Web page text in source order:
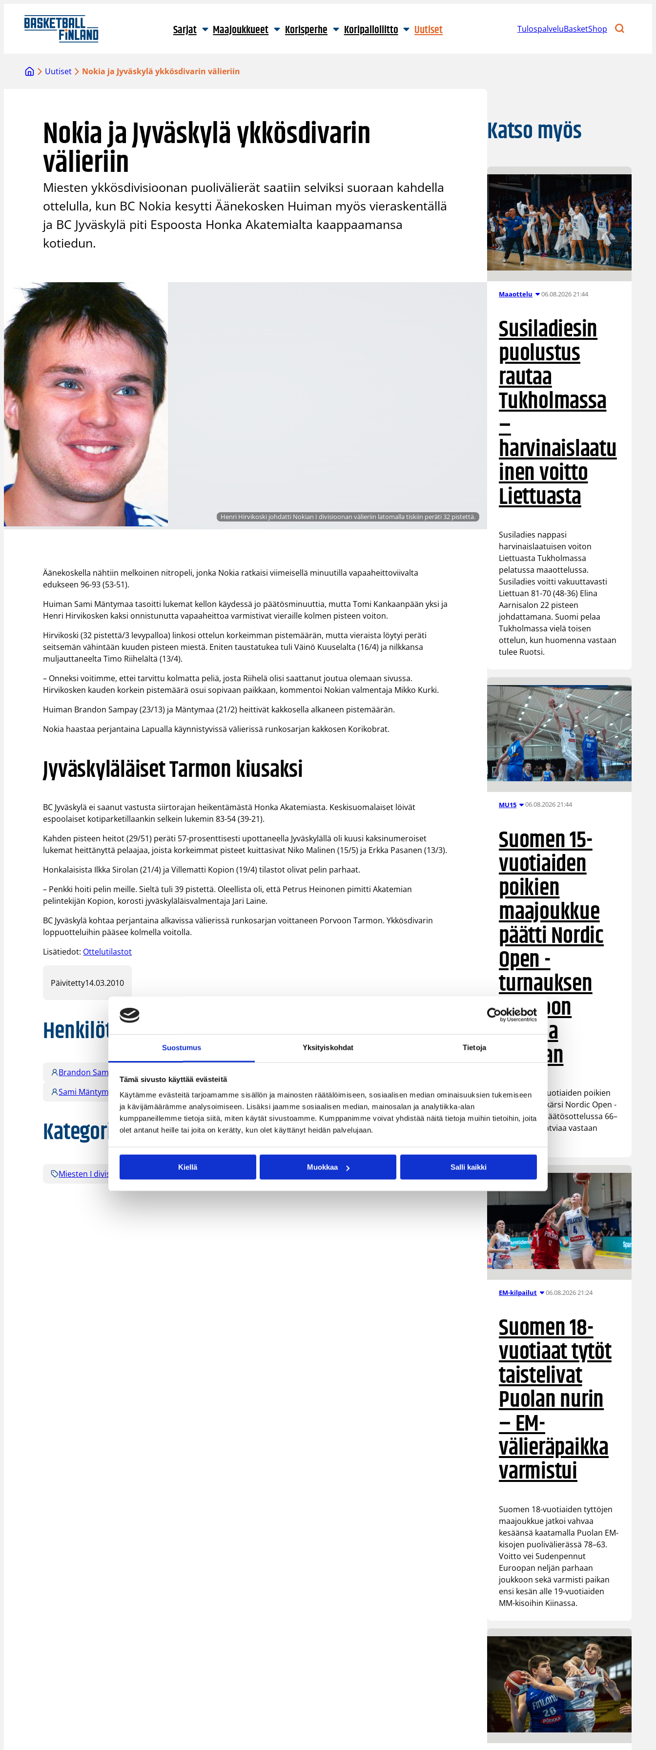
Suostumus Yksityiskohdat Tietoja
Tämä sivusto käyttää evästeitä
Käytämme evästeitä tarjoamamme sisällön ja mainosten räätälöimiseen, sosiaalisen median ominaisuuksien tukemiseen
ja kävijämäärämme analysoimiseen. Lisäksi jaamme sosiaalisen median, mainosalan ja analytiikka-alan
kumppaneillemme tietoja siitä, miten käytät sivustoamme. Kumppanimme voivat yhdistää näitä tietoja muihin tietoihin, joita
olet antanut heille tai joita on kerätty, kun olet käyttänyt heidän palvelujaan.
Kiellä Muokkaa Salli kaikki
sisältöön
Sarjat Maajoukkueet Korisperhe Koripalloliitto Uutiset TulospalveluBasketShop
Uutiset Nokia ja Jyväskylä ykkösdivarin välieriin
Nokia ja Jyväskylä ykkösdivarin
välieriin
Miesten ykkösdivisioonan puolivälierät saatiin selviksi suoraan kahdella
ottelulla, kun BC Nokia kesytti Äänekosken Huiman myös vieraskentällä
ja BC Jyväskylä piti Espoosta Honka Akatemialta kaappaamansa
kotiedun.
Henri Hirvikoski johdatti Nokian I divisioonan välieriin latomalla tiskiin peräti 32 pistettä.
Äänekoskella nähtiin melkoinen nitropeli, jonka Nokia ratkaisi viimeisellä minuutilla vapaaheittoviivalta
edukseen 96-93 (53-51).
Huiman Sami Mäntymaa tasoitti lukemat kellon käydessä jo päätösminuuttia, mutta Tomi Kankaanpään yksi ja
Henri Hirvikosken kaksi onnistunutta vapaaheittoa varmistivat vieraille kolmen pisteen voiton.
Hirvikoski (32 pistettä/3 levypalloa) linkosi ottelun korkeimman pistemäärän, mutta vieraista löytyi peräti
seitsemän vähintään kuuden pisteen miestä. Eniten taustatukea tuli Väinö Kuuselalta (16/4) ja nilkkansa
muljauttaneelta Timo Riihelältä (13/4).
– Onneksi voitimme, ettei tarvittu kolmatta peliä, josta Riihelä olisi saattanut joutua olemaan sivussa.
Hirvikosken kauden korkein pistemäärä osui sopivaan paikkaan, kommentoi Nokian valmentaja Mikko Kurki.
Huiman Brandon Sampay (23/13) ja Mäntymaa (21/2) heittivät kakkosella alkaneen pistemäärän.
Nokia haastaa perjantaina Lapualla käynnistyvissä välierissä runkosarjan kakkosen Korikobrat.
Jyväskyläläiset Tarmon kiusaksi
BC Jyväskylä ei saanut vastusta siirtorajan heikentämästä Honka Akatemiasta. Keskisuomalaiset löivät
espoolaiset kotiparketillaankin selkein lukemin 83-54 (39-21).
Kahden pisteen heitot (29/51) peräti 57-prosenttisesti upottaneella Jyväskylällä oli kuusi kaksinumeroiset
lukemat heittänyttä pelaajaa, joista korkeimmat pisteet kuittasivat Niko Malinen (15/5) ja Erkka Pasanen (13/3).
Honkalaisista Ilkka Sirolan (21/4) ja Villematti Kopion (19/4) tilastot olivat pelin parhaat.
– Penkki hoiti pelin meille. Sieltä tuli 39 pistettä. Oleellista oli, että Petrus Heinonen pimitti Akatemian
pelintekijän Kopion, korosti jyväskyläläisvalmentaja Jari Laine.
BC Jyväskylä kohtaa perjantaina alkavissa välierissä runkosarjan voittaneen Porvoon Tarmon. Ykkösdivarin
loppuotteluihin pääsee kolmella voitolla.
Lisätiedot: Ottelutilastot
Päivitetty14.03.2010
Henkilöt
Brandon Sampay
Sami Mäntymaa
Kategoriat
Miesten I divisioona A Miesten I divisioona B Sarjat
Katso myös
Maaottelu 06.08.2026 21:44
Susiladiesin
puolustus
rautaa
Tukholmassa
–
harvinaislaatu
inen voitto
Liettuasta
Susiladies nappasi
harvinaislaatuisen voiton
Liettuasta Tukholmassa
pelatussa maaottelussa.
Susiladies voitti vakuuttavasti
Liettuan 81-70 (48-36) Elina
Aarnisalon 22 pisteen
johdattamana. Suomi pelaa
Tukholmassa vielä toisen
ottelun, kun huomenna vastaan
tulee Ruotsi.
MU15 06.08.2026 21:44
Suomen 15-
vuotiaiden
poikien
maajoukkue
päätti Nordic
Open -
turnauksen
tappioon
Latviaa
vastaan
Suomen 15-vuotiaiden poikien
maajoukkue kärsi Nordic Open -
turnauksen päätösottelussa 66–
74-tappion Latviaa vastaan
EM-kilpailut 06.08.2026 21:24
Suomen 18-
vuotiaat tytöt
taistelivat
Puolan nurin
– EM-
välieräpaikka
varmistui
Suomen 18-vuotiaiden tyttöjen
maajoukkue jatkoi vahvaa
kesäänsä kaatamalla Puolan EM-
kisojen puolivälierässä 78–63.
Voitto vei Sudenpennut
Euroopan neljän parhaan
joukkoon sekä varmisti paikan
ensi kesän alle 19-vuotiaiden
MM-kisoihin Kiinassa.